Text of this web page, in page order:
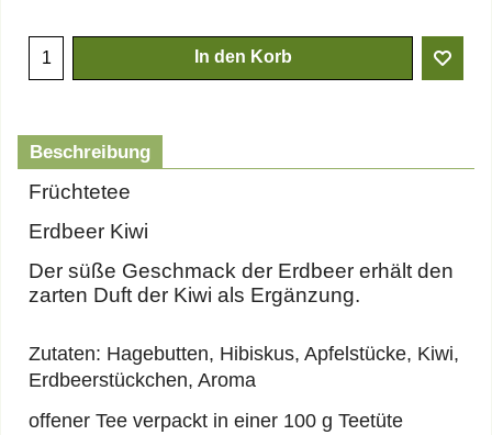
In den Korb
Beschreibung
Früchtetee
Erdbeer Kiwi
Der süße Geschmack der Erdbeer erhält den
zarten Duft der Kiwi als Ergänzung.
Zutaten: Hagebutten, Hibiskus, Apfelstücke, Kiwi,
Erdbeerstückchen, Aroma
offener Tee verpackt in einer 100 g Teetüte